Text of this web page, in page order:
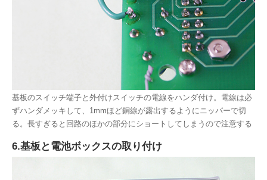
基板のスイッチ端子と外付けスイッチの電線をハンダ付け。電線は必
ずハンダメッキして、1mmほど銅線が露出するようにニッパーで切
る。長すぎると回路のほかの部分にショートしてしまうので注意する
6.基板と電池ボックスの取り付け